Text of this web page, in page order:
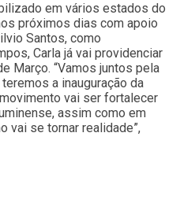
em vários estados do
próximos dias com apoio
Santos, como
Carla já vai providenciar
Março. “Vamos juntos pela
a inauguração da
vai ser fortalecer
assim como em
vai se tornar realidade”,